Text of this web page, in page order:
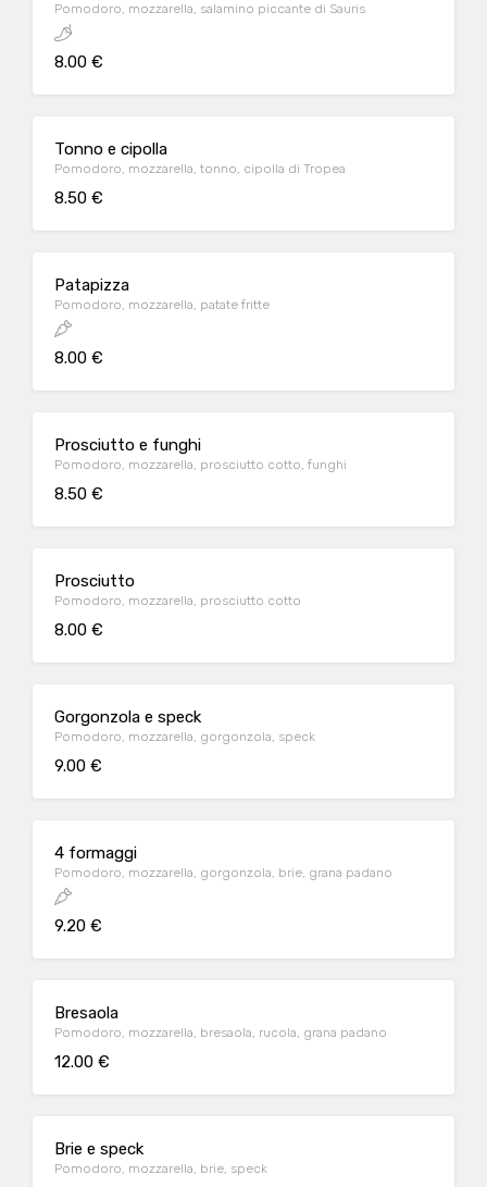
Pomodoro, mozzarella, salamino piccante di Sauris
8.00 €
Tonno e cipolla
Pomodoro, mozzarella, tonno, cipolla di Tropea
8.50 €
Patapizza
Pomodoro, mozzarella, patate fritte
8.00 €
Prosciutto e funghi
Pomodoro, mozzarella, prosciutto cotto, funghi
8.50 €
Prosciutto
Pomodoro, mozzarella, prosciutto cotto
8.00 €
Gorgonzola e speck
Pomodoro, mozzarella, gorgonzola, speck
9.00 €
4 formaggi
Pomodoro, mozzarella, gorgonzola, brie, grana padano
9.20 €
Bresaola
Pomodoro, mozzarella, bresaola, rucola, grana padano
12.00 €
Brie e speck
Pomodoro, mozzarella, brie, speck